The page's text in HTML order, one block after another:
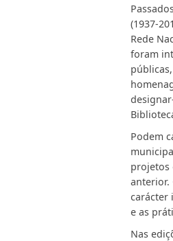
(1937-
Rede
foram
Podem
projetos
anterior.
carácter
e as
Nas